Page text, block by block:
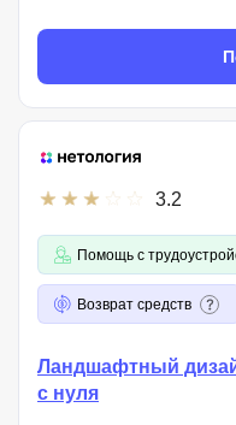
3.2
Помощь с
Возврат средств
Ландшафтный
с нуля